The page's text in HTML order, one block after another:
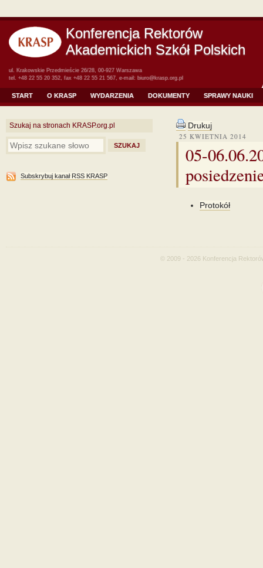
Konferencja Rektorów
Akademickich Szkół Polskich
ul. Krakowskie Przedmieście 26/28, 00-927 Warszawa
tel. +48 22 55 20 352, fax +48 22 55 21 567, e-mail: biuro@krasp.org.pl
START O KRASP WYDARZENIA DOKUMENTY SPRAWY NAUKI
Szukaj na stronach KRASP.org.pl
Subskrybuj kanał RSS KRASP
Drukuj
25 KWIETNIA 2014
05-
Protokół
© 2009 - 2026 Konferencja